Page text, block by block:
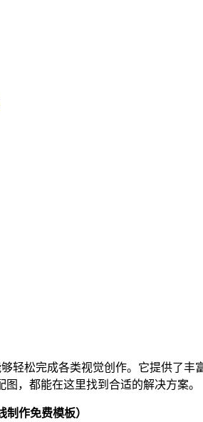
轻松完成各类视觉创作。它提供了
，都能在这里找到合适的解决方案。
制作免费模板）